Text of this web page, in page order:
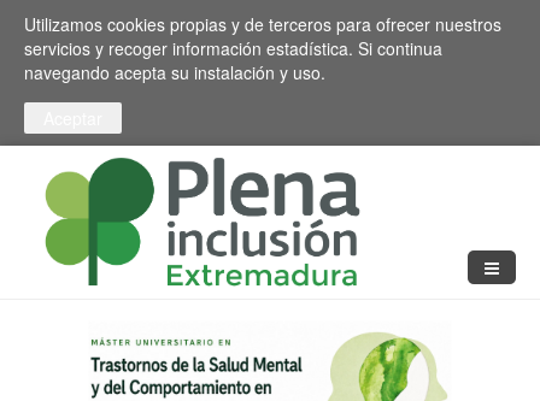
Pasar al contenido principal
Toggle high contrast
Utilizamos cookies propias y de terceros para ofrecer nuestros
servicios y recoger información estadística. Si continua
navegando acepta su instalación y uso.